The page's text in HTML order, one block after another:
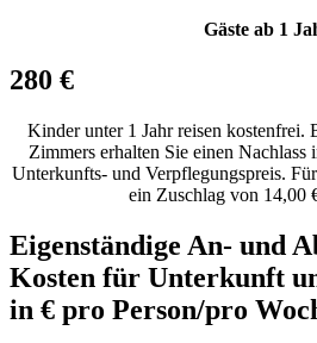
Gäste ab 1
280 €
Kinder unter 1 Jahr reisen kostenfrei.
Zimmers erhalten Sie einen
Unterkunfts- und Verpflegungspreis.
ein Zuschlag von 14,00
Eigenständige An- und
Kosten für Unterkunft
in € pro Person/pro